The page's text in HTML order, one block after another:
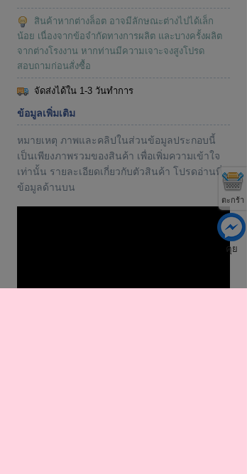
ตะกร้า
คุย
สินค้าหากต่างล็อต อาจมีลักษณะต่างไปได้เล็ก
น้อย เนื่องจากข้อจำกัดทางการผลิต และบางครั้งผลิต
จากต่างโรงงาน หากท่านมีความเจาะจงสูงโปรด
สอบถามก่อนสั่งซื้อ
จัดส่งได้ใน 1-3 วันทำการ
ข้อมูลเพิ่มเติม
หมายเหตุ ภาพและคลิปในส่วนข้อมูลประกอบนี้
เป็นเพียงภาพรวมของสินค้า เพื่อเพิ่มความเข้าใจ
เท่านั้น รายละเอียดเกี่ยวกับตัวสินค้า โปรดอ่านที่
ข้อมูลด้านบน